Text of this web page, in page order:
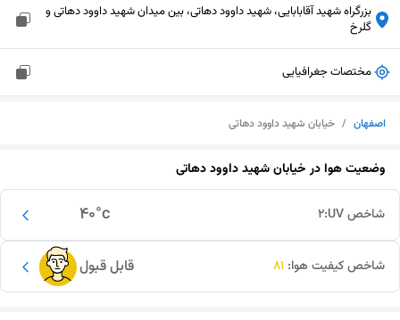
بزرگراه شهید آقابابایی، شهید داوود دهاتی، بین میدان شهید داوود دهاتی و
گلرخ
مختصات جغرافیایی
اصفهان / خیابان شهید داوود دهاتی
وضعیت هوا درخیابان شهید داوود دهاتی
40°c شاخص UV: 2
قابل قبول شاخص کیفیت هوا: 81